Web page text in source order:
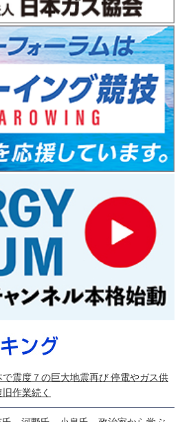
で震度７の巨大地震再び 停電やガス供
作業続く